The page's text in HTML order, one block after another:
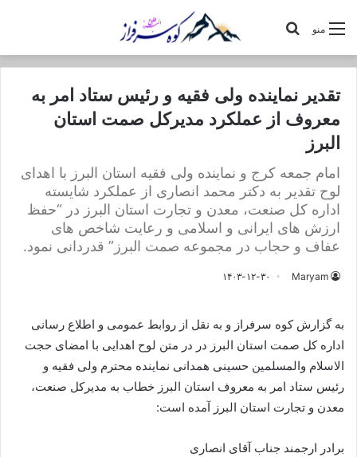
منو
تقدیر نماینده ولی فقیه و رئیس ستاد امر به
معروف از عملکرد مدیرکل صمت استان
البرز
امام جمعه کرج و نماینده ولی فقیه استان البرز با اهدای
لوح تقدیر به دکتر محمد انصاری از عملکرد شایسته
اداره کل صنعت، معدن و تجارت استان البرز در “حفظ
ارزش های ایرانی و اسلامی و رعایت شاخص های
عفاف و حجاب در مجموعه صمت البرز” قدردانی نمود.
Maryam ۱۴۰۳-۱۲-۳۰
به گزارش کوه سرفراز و به نقل از روابط عمومی و اطلاع رسانی
اداره کل صمت استان البرز در در متن لوح اهدایی با امضای حجت
الاسلام والمسلمین حسینی همدانی نماینده محترم ولی فقیه و
رئیس ستاد امر به معروف استان البرز خطاب به مدیرکل صنعت،
معدن و تجارت استان البرز آمده است:
برادر ارجمند جناب آقای انصاری